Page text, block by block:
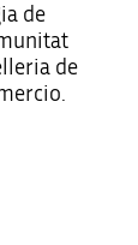
de
de